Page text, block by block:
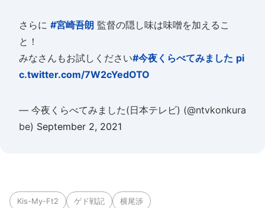
さらに #宮崎吾朗 監督の隠し味は味噌を加えるこ
と！
みなさんもお試しください#今夜くらべてみました pi
c.twitter.com/7W2cYedOTO
— 今夜くらべてみました(日本テレビ) (@ntvkonkura
be) September 2, 2021
Kis-My-Ft2 ゲド戦記 横尾渉